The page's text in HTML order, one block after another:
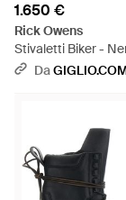
1.650 €
Rick Owens
Stivaletti Biker -
Da